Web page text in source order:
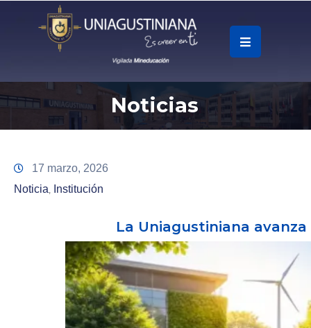
Accesos
Universidad
Noticias
17 marzo, 2026
Noticia‚ Institución
La Uniagustiniana